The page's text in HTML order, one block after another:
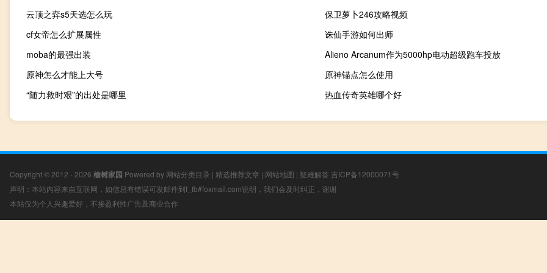
云顶之弈s5天选怎么玩
保卫萝卜246攻略视频
cf女帝怎么扩展属性
诛仙手游如何出师
moba的最强出装
Alieno Arcanum作为5000hp电动超级跑车投放
原神怎么才能上大号
原神锚点怎么使用
“随力救时艰”的出处是哪里
热血传奇英雄哪个好
Copyright © 2012 - 2026 榆树家园 Powered by 网站分类目录 | 精选推荐文章 | 网站地图 | 疑难解答 吉ICP备12000071号
声明：本站内容来自互联网，如信息有错误可发邮件到f_fb#foxmail.com说明，我们会及时纠正，谢谢
本站仅为个人兴趣爱好，不接盈利性广告及商业合作